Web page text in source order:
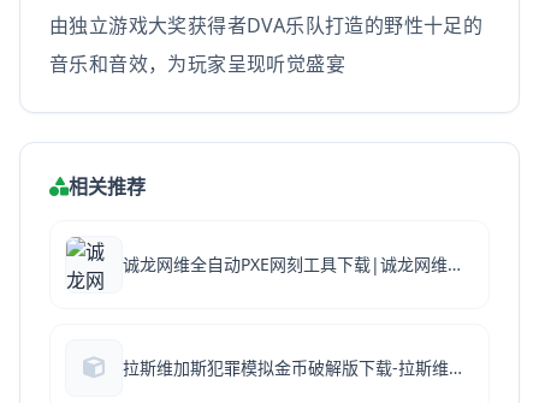
由独立游戏大奖获得者DVA乐队打造的野性十足的
音乐和音效，为玩家呈现听觉盛宴
相关推荐
诚龙网维全自动PXE网刻工具下载|诚龙网维全自动PXE网刻工具 V11.0 绿色版下载
拉斯维加斯犯罪模拟金币破解版下载-拉斯维加斯犯罪模拟修改版下载v1.51